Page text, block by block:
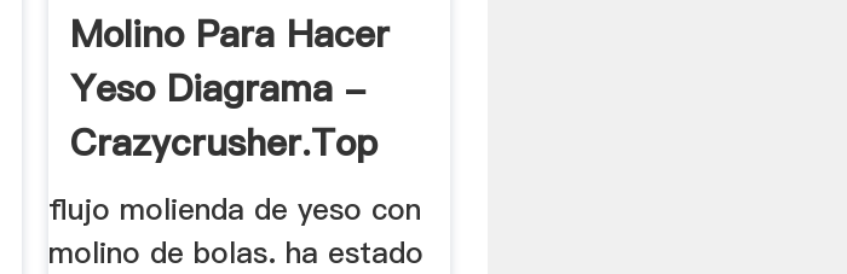
Molino Para Hacer
Yeso Diagrama -
Crazycrusher.top
flujo molienda de yeso con
molino de bolas. ha estado